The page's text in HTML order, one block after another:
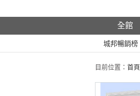
全館
城邦暢銷榜
目前位置： 首頁